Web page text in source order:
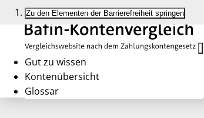
Zu den Elementen der Barrierefreiheit springen
Gut zu wissen
Kontenübersicht
Glossar